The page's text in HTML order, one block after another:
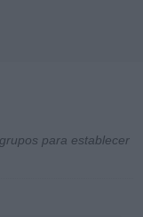
para establecer